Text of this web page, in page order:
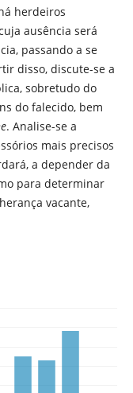
herdeiros
ausência será
passando a se
disso, discute-se a
sobretudo do
do falecido, bem
. Analise-se a
mais precisos
a depender da
para determinar
vacante,